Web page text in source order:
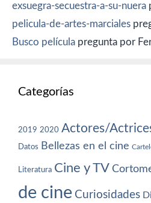
exsuegra-secuestra-a-su-nuera
pelicula-de-artes-marciales
Busco película pregunta por
Categorías
2019 2020 Actores/
Datos Bellezas en el cine
Literatura Cine y TV
de cine Curiosidades